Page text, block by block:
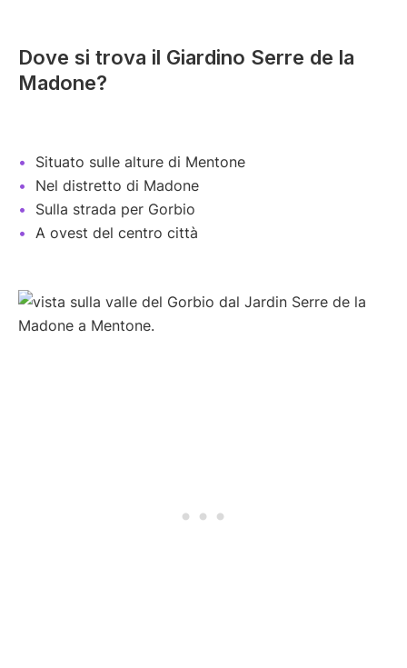
Dove si trova il Giardino Serre de la
Madone?
Situato sulle alture di Mentone
Nel distretto di Madone
Sulla strada per Gorbio
A ovest del centro città